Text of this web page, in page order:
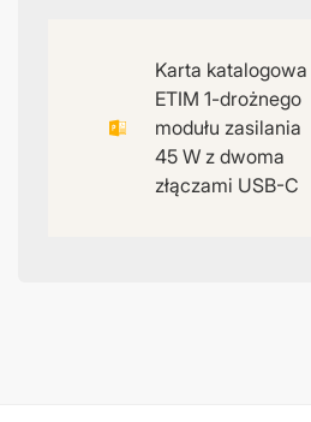
Karta katalogowa
ETIM 1-drożnego
modułu zasilania
45 W z dwoma
złączami USB-C